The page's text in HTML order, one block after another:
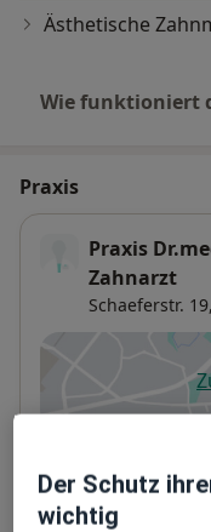
Ästhetische
Wie funktioniert
Praxis
Praxis
Zahnarzt
Schaeferstr. 19,
Standort über
Terminbuchung an
Der Schutz
wichtig